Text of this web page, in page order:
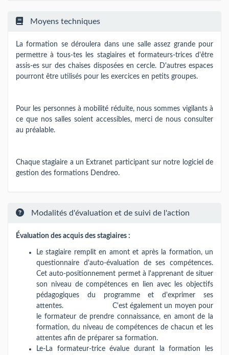
Moyens techniques
La formation se déroulera dans une salle assez grande pour
permettre à tous-tes les stagiaires et formateurs-trices d'être
assis-es sur des chaises disposées en cercle. D'autres espaces
pourront être utilisés pour les exercices en petits groupes.
Pour les personnes à mobilité réduite, nous sommes vigilants à
ce que nos salles soient accessibles, merci de nous consulter
au préalable.
Chaque stagiaire a un Extranet participant sur notre logiciel de
gestion des formations Dendreo.
Modalités d'évaluation et de suivi de l'action
Évaluation des acquis des stagiaires :
Le stagiaire remplit en amont et après la formation, un
questionnaire d'auto-évaluation de ses compétences.
Cet auto-positionnement permet à l'apprenant de situer
son niveau de compétences en lien avec les objectifs
pédagogiques du programme et d'exprimer ses
attentes. C'est également un moyen pour
le formateur de prendre connaissance, en amont de la
formation, du niveau de compétences de chacun et les
attentes afin de préparer sa formation.
Le-La formateur-trice évalue durant la formation les